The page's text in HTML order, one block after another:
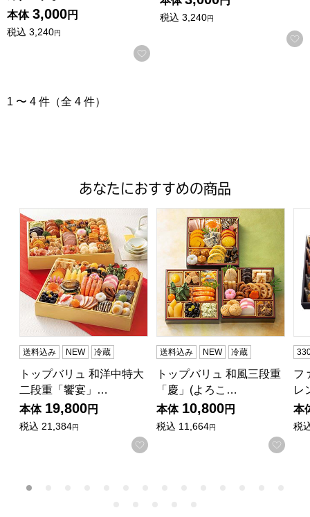
本体 3,000円
税込 3,240円
お気に入りに登録する
税込 3,240円
1 〜 4 件（全 4 件）
あなたにおすすめの商品
トップバリュ 和洋中特大二段重「饗宴」(きょうえん)【4
送料込み NEW 冷蔵
トップバリュ 和洋中特大
二段重「饗宴」…
本体 19,800円
税込 21,384円
お気に入りに登録する
トップバリュ 和風三段重「
送料込み NEW 冷蔵
トップバリュ 和風三段重
「慶」(よろこ…
本体 10,800円
税込 11,664円
お気
フ
レ
本
税